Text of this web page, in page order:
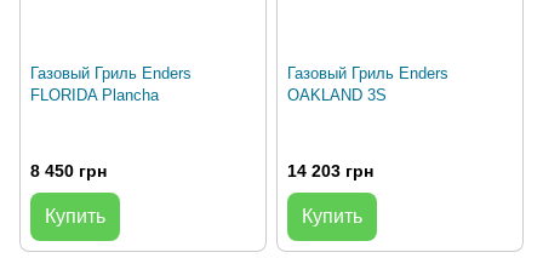
Газовый Гриль Enders
FLORIDA Plancha
8 450 грн
Купить
Газовый Гриль Enders
OAKLAND 3S
14 203 грн
Купить